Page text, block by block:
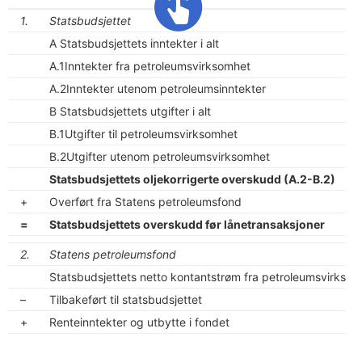
1.
Statsbudsjettet
A Statsbudsjettets inntekter i alt
A.1Inntekter fra petroleumsvirksomhet
A.2Inntekter utenom petroleumsinntekter
B Statsbudsjettets utgifter i alt
B.1Utgifter til petroleumsvirksomhet
B.2Utgifter utenom petroleumsvirksomhet
Statsbudsjettets oljekorrigerte overskudd (A.2-B.2)
+
Overført fra Statens petroleumsfond
=
Statsbudsjettets overskudd før lånetransaksjoner
2.
Statens petroleumsfond
Statsbudsjettets netto kontantstrøm fra
–
Tilbakeført til statsbudsjettet
+
Renteinntekter og utbytte i fondet